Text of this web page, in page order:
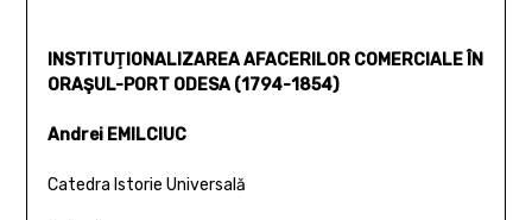
INSTITUŢIONALIZAREA AFACERILOR COMERCIALE ÎN
ORAŞUL-PORT ODESA (1794-1854)
Andrei EMILCIUC
Catedra Istorie Universală